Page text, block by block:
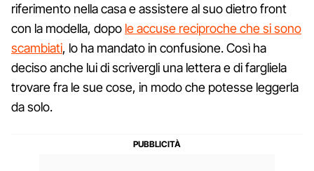
riferimento nella casa e assistere al suo dietro front
con la modella, dopo le accuse reciproche che si sono
scambiati, lo ha mandato in confusione. Così ha
deciso anche lui di scrivergli una lettera e di fargliela
trovare fra le sue cose, in modo che potesse leggerla
da solo.